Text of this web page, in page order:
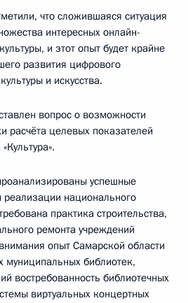
что сложившаяся ситуация
интересных онлайн-
и этот опыт будет крайне
развития цифрового
и искусства.
вопрос о возможности
расчёта целевых показателей
успешные
реализации национального
практика строительства,
ремонта учреждений
опыт Самарской области
библиотек,
востребованность библиотечных
виртуальных концертных